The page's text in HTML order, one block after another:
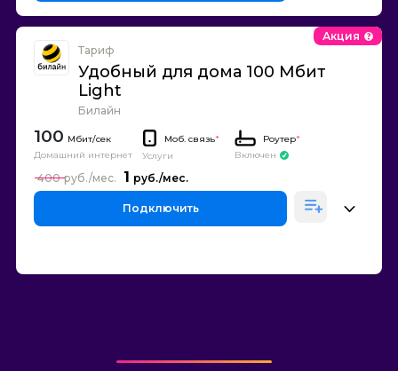
Тариф
Удобный для дома 100 Мбит
Light
Билайн
Акция
100
Домашний интернет
Моб. связь*
Услуги
Роутер*
Включен
1
400
Подключить